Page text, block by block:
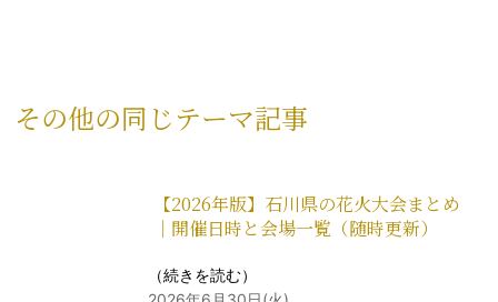
その他の同じテーマ記事
【2026年版】石川県の花火大会まとめ
｜開催日時と会場一覧（随時更新）
（続きを読む）